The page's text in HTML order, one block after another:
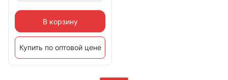
В корзину
Купить по оптовой цене